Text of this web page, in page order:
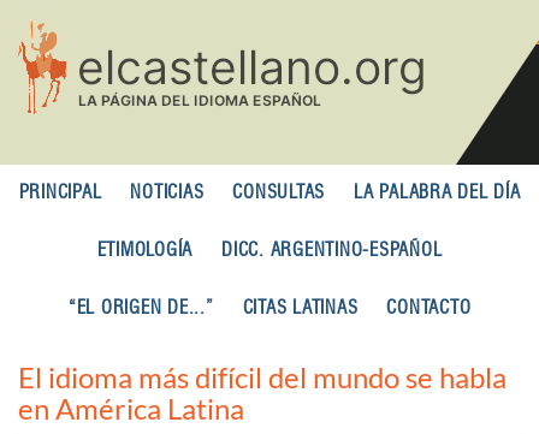
contenido
principal
PRINCIPAL NOTICIAS CONSULTAS LA PALABRA DEL DÍA
ETIMOLOGÍA DICC. ARGENTINO-ESPAÑOL
“EL ORIGEN DE...” CITAS LATINAS CONTACTO
El idioma más difícil del mundo se habla
en América Latina